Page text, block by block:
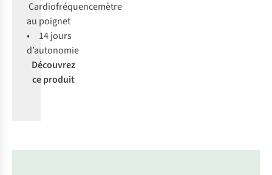
Cardiofréquencemètre
au poignet
• 14 jours
d’autonomie
Découvrez
ce produit